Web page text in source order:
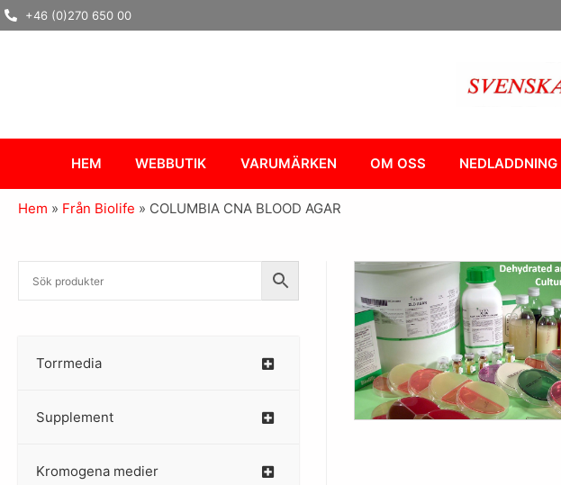
Hoppa
till
+46 (0)270 650 00
HEM WEBBUTIK VARUMÄRKEN OM OSS NEDLADDNING
Hem » Från Biolife » COLUMBIA CNA BLOOD AGAR
Torrmedia
–
Supplement
–
Kromogena medier
–